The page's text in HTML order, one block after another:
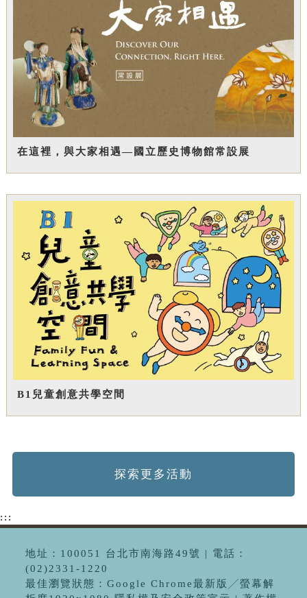
在這裡，與大家相遇—國立歷史博物館常設展
B1兒童創意共學空間
探索更多活動
:::
地址：100051 台北市南海路49號 | 電話：
(02)2331-1220
最佳瀏覽狀態：Google Chrome最新版╱螢幕解